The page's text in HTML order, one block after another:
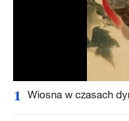
1 Wiosna w czasach